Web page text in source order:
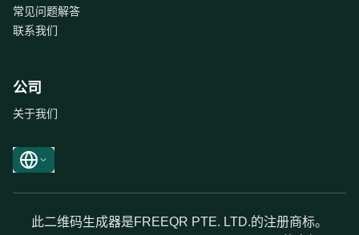
常见问题解答
联系我们
公司
关于我们
此二维码生成器是FREEQR PTE. LTD.的注册商标。